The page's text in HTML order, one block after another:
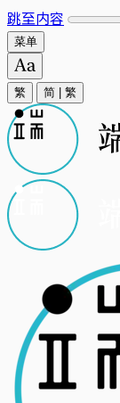
跳至内容
菜单
繁 简 繁